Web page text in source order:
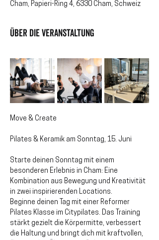
Cham, Papieri-Ring 4, 6330 Cham, Schweiz
Über die Veranstaltung
Move & Create
Pilates & Keramik am Sonntag, 15. Juni
Starte deinen Sonntag mit einem
besonderen Erlebnis in Cham: Eine
Kombination aus Bewegung und Kreativität
in zwei inspirierenden Locations.
Beginne deinen Tag mit einer Reformer
Pilates Klasse im Citypilates. Das Training
stärkt gezielt die Körpermitte, verbessert
die Haltung und bringt dich mit kraftvollen,